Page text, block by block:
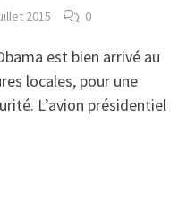
2015 0
est bien arrivé au
locales, pour une
L’avion présidentiel